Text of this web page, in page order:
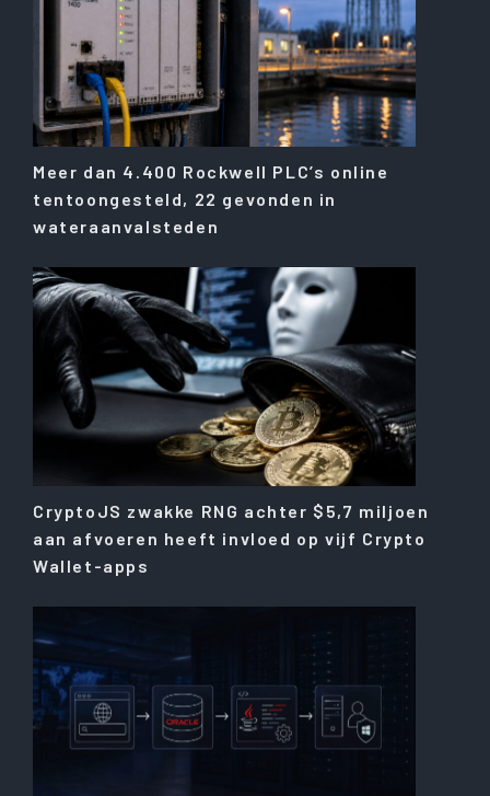
Meer dan 4.400 Rockwell PLC’s online
tentoongesteld, 22 gevonden in
wateraanvalsteden
CryptoJS zwakke RNG achter $5,7 miljoen
aan afvoeren heeft invloed op vijf Crypto
Wallet-apps